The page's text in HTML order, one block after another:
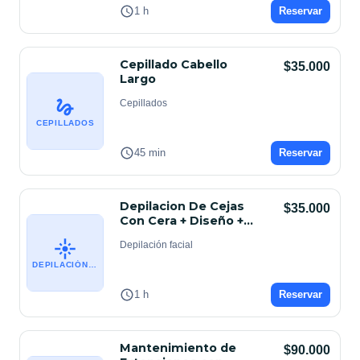
1 h Reservar
CEPILLADOS
Cepillado Cabello
Largo
$35.000
Cepillados
45 min Reservar
Depilacion De Cejas
Con Cera + Diseño +
$35.000
Depilación facial
1 h Reservar
Mantenimiento de
$90.000